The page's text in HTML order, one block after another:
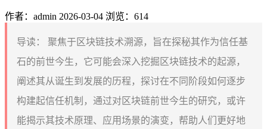
作者：admin 2026-03-04 浏览：614
导读：
聚焦于区块链技术溯源，旨在探秘其作为信任基
石的前世今生，它可能会深入挖掘区块链技术的起源，
阐述其从诞生到发展的历程，探讨在不同阶段如何逐步
构建起信任机制，通过对区块链前世今生的研究，或许
能揭示其技术原理、应用场景的演变，帮助人们更好地